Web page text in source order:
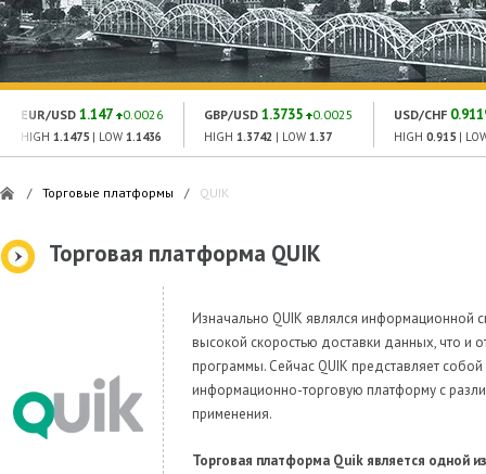
EUR/USD 1.147 0.0026
HIGH 1.1475 | LOW 1.1436
GBP/USD 1.3735 0.0025
HIGH 1.3742 | LOW 1.37
USD/CHF
HIGH 0.915 |
/ Торговые платформы / QUIK
Торговая платформа QUIK
Изначально QUIK являлся информационной
высокой скоростью доставки данных, что и
программы. Сейчас QUIK представляет
информационно-торговую платформу с
применения.
Торговая платформа Quik является одной